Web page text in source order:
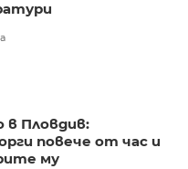
Пловдив:
повече от час и
му